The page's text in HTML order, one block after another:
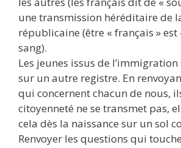
une transmission héréditaire de
républicaine (être « français » est
sang).
Les jeunes issus de
sur un autre registre. En
qui concernent chacun de nous,
citoyenneté ne se transmet pas,
cela dès la naissance sur un sol
Renvoyer les questions qui